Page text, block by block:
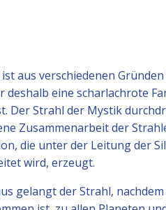
aus verschiedenen Gründen
deshalb eine scharlachrote
Der Strahl der Mystik
Zusammenarbeit der
die unter der Leitung der
wird, erzeugt.
gelangt der Strahl,